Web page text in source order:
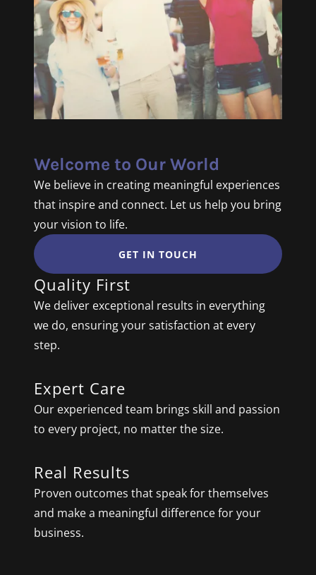
Welcome to Our World
We believe in creating meaningful experiences
that inspire and connect. Let us help you bring
your vision to life.
GET IN TOUCH
Quality First
We deliver exceptional results in everything
we do, ensuring your satisfaction at every
step.
Expert Care
Our experienced team brings skill and passion
to every project, no matter the size.
Real Results
Proven outcomes that speak for themselves
and make a meaningful difference for your
business.